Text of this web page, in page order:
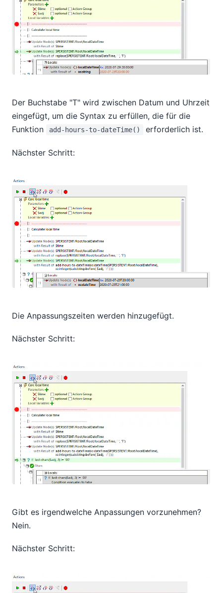
Der Buchstabe "T" wird zwischen Datum und Uhrzeit
eingefügt, um die Syntax zu erfüllen, die für die
Funktion
add-hours-to-dateTime() erforderlich ist.
Nächster Schritt:
Die Anpassungszeiten werden hinzugefügt.
Nächster Schritt:
Gibt es irgendwelche Anpassungen vorzunehmen?
Nein.
Nächster Schritt: